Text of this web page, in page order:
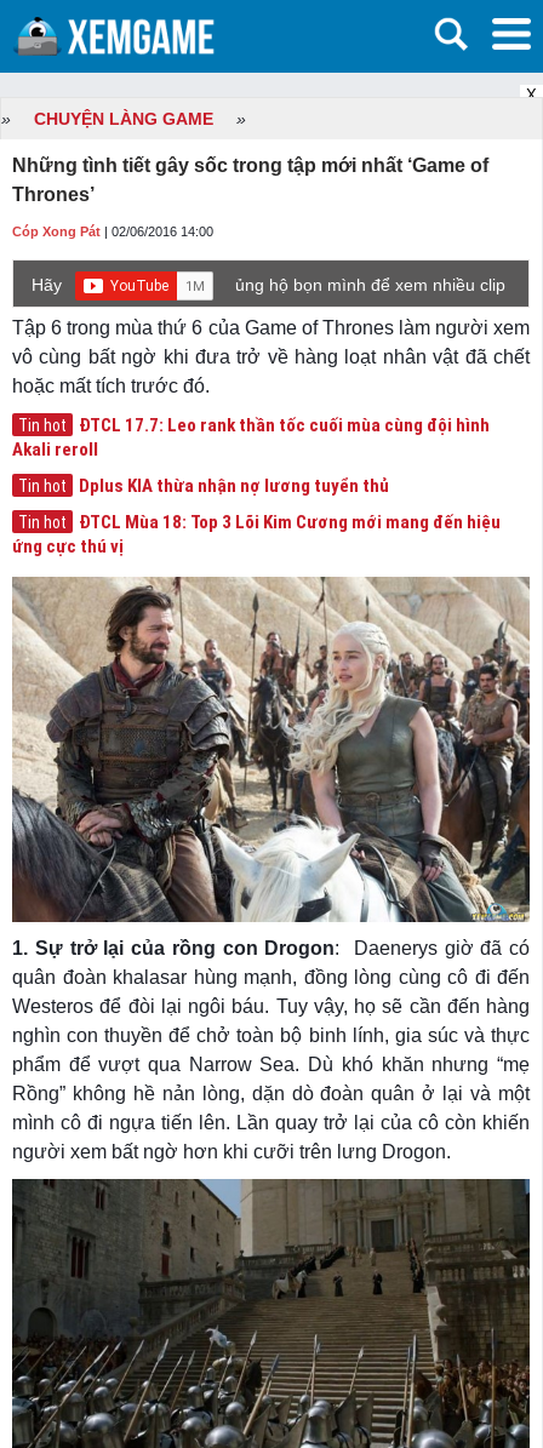
X
» CHUYỆN LÀNG GAME »
Những tình tiết gây sốc trong tập mới nhất ‘Game of
Thrones’
Cóp Xong Pát | 02/06/2016 14:00
Hãy
ủng hộ bọn mình để xem nhiều clip
game mới hơn nhé!
Tập 6 trong mùa thứ 6 của Game of Thrones làm người xem
vô cùng bất ngờ khi đưa trở về hàng loạt nhân vật đã chết
hoặc mất tích trước đó.
Tin hot
ĐTCL 17.7: Leo rank thần tốc cuối mùa cùng đội hình
Akali reroll
Tin hot Dplus KIA thừa nhận nợ lương tuyển thủ
Tin hot
ĐTCL Mùa 18: Top 3 Lõi Kim Cương mới mang đến hiệu
ứng cực thú vị
1. Sự trở lại của rồng con Drogon: Daenerys giờ đã có
quân đoàn khalasar hùng mạnh, đồng lòng cùng cô đi đến
Westeros để đòi lại ngôi báu. Tuy vậy, họ sẽ cần đến hàng
nghìn con thuyền để chở toàn bộ binh lính, gia súc và thực
phẩm để vượt qua Narrow Sea. Dù khó khăn nhưng “mẹ
Rồng” không hề nản lòng, dặn dò đoàn quân ở lại và một
mình cô đi ngựa tiến lên. Lần quay trở lại của cô còn khiến
người xem bất ngờ hơn khi cưỡi trên lưng Drogon.